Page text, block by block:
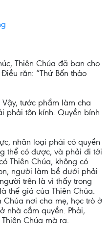
Thiên Chúa đã ban cho
răn: “Thứ Bốn thảo
tước phẩm làm cha
phải tôn kính. Quyền bính
nhân loại phải có quyền
thể có được, và phải đi tới
Thiên Chúa, không có
người làm bề dưới phải
trên là vì thấy trong
thế giá của Thiên Chúa.
nơi cha mẹ, học trò ở
nhà cầm quyền. Phải,
Chúa mà ra.